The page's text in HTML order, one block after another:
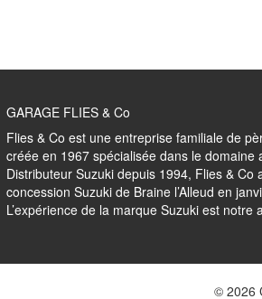
GARAGE FLIES & Co
Flies & Co est une entreprise familiale de
créée en 1967 spécialisée dans le domaine
Distributeur Suzuki depuis 1994, Flies & Co
concession Suzuki de Braine l’Alleud en
L’expérience de la marque Suzuki est notre
© 2026